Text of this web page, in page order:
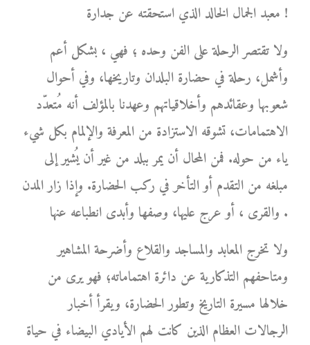
معبد الجمال الخالد الذي استحقته عن جدارة !
ولا تقتصر الرحلة على الفن وحده ؛ فهي ، بشكل أعم
وأشمل، رحلة في حضارة البلدان وتاريخها، وفي أحوال
شعوبها وعقائدهم وأخلاقياتهم وعهدنا بالمؤلف أنه مُتعدّد
الاهتمامات، تشوقه الاستزادة من المعرفة والإلمام بكل شيء
ياء من حوله. فمن المحال أن يمر ببلد من غير أن يُشير إلى
مبلغه من التقدم أو التأخر في ركب الحضارة. وإذا زار المدن
والقرى ، أو عرج عليها، وصفها وأبدى انطباعه عنها .
ولا تخرج المعابد والمساجد والقلاع وأضرحة المشاهير
ومتاحفهم التذكارية عن دائرة اهتماماته؛ فهو يرى من
خلالها مسيرة التاريخ وتطور الحضارة، ويقرأ أخبار
الرجالات العظام الذين كانت لهم الأيادي البيضاء في حياة